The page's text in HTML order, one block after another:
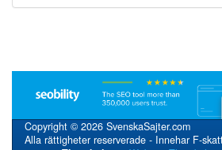
Copyright © 2026 SvenskaSajter.com
Alla rättigheter reserverade - Innehar F-